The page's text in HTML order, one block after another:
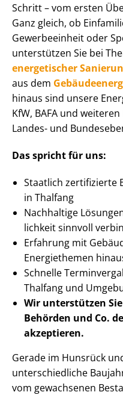
Schritt – vom ersten
Ganz gleich, ob
Gewerbeeinheit oder
unterstützen Sie bei
energetischer
aus dem
hinaus sind unsere
KfW, BAFA und
Landes- und
Das spricht für uns:
Staatlich zertifizierte
in Thalfang
Nachhaltige
lich­keit sinnvoll
Erfahrung mit
Energiethemen
Schnelle
Thalfang und
Wir unterstützen
Behörden und Co.
akzeptieren.
Gerade im Hunsrück
un­ter­schied­li­che
vom gewachsenen